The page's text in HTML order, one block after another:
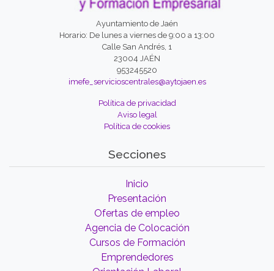
Ayuntamiento de Jaén
Horario: De lunes a viernes de 9:00 a 13:00
Calle San Andrés, 1
23004 JAÉN
953245520
imefe_servicioscentrales@aytojaen.es
Política de privacidad
Aviso legal
Política de cookies
Secciones
Inicio
Presentación
Ofertas de empleo
Agencia de Colocación
Cursos de Formación
Emprendedores